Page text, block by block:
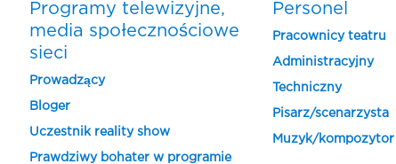
Programy telewizyjne,
media społecznościowe
sieci
Prowadzący
Bloger
Uczestnik reality show
Prawdziwy bohater w programie
Personel
Pracownicy teatru
Administracyjny
Techniczny
Pisarz/scenarzysta
Muzyk/kompozytor